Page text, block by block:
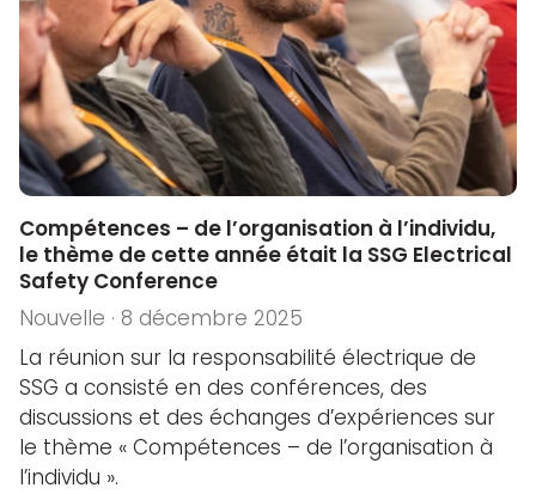
Compétences – de l’organisation à l’individu,
le thème de cette année était la SSG Electrical
Safety Conference
Nouvelle · 8 décembre 2025
La réunion sur la responsabilité électrique de
SSG a consisté en des conférences, des
discussions et des échanges d’expériences sur
le thème « Compétences – de l’organisation à
l’individu ».